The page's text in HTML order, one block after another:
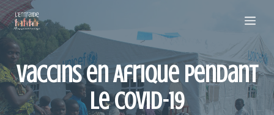
Aller
au
contenu
Vaccins en Afrique pendant
le COVID-19